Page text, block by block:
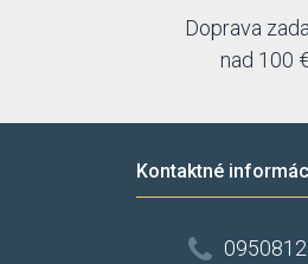
Doprava
nad 100
Kontaktné